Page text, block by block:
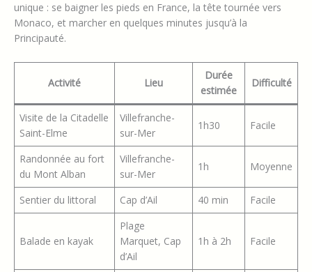
unique : se baigner les pieds en France, la tête tournée vers
Monaco, et marcher en quelques minutes jusqu’à la
Principauté.
Activité Lieu
Durée
estimée
Difficulté
Visite de la Citadelle
Saint-Elme
Villefranche-
sur-Mer
1h30 Facile
Randonnée au fort
du Mont Alban
Villefranche-
sur-Mer
1h Moyenne
Sentier du littoral Cap d’Ail 40 min Facile
Balade en kayak
Plage
Marquet, Cap
d’Ail
1h à 2h Facile